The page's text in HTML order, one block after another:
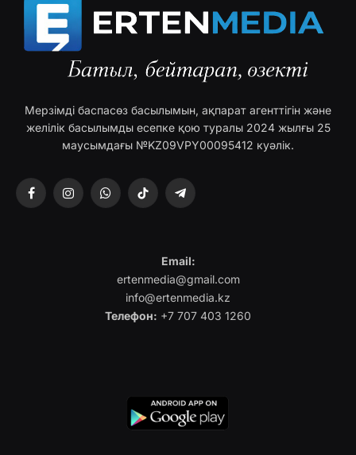
Мерзімді баспасөз басылымын, ақпарат агенттігін және
желілік басылымды есепке қою туралы 2024 жылғы 25
маусымдағы №KZ09VPY00095412 куәлік.
FacebookInstagramWhatsAppTikTok Telegram
Email:
ertenmedia@gmail.com
info@ertenmedia.kz
Телефон: +7 707 403 1260